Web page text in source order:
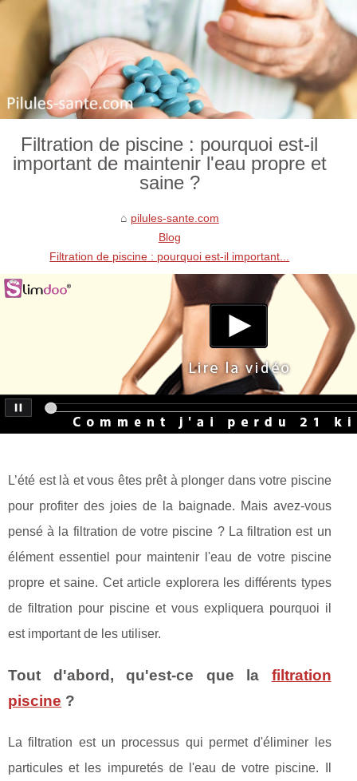
Filtration de piscine : pourquoi est-il
important de maintenir l'eau propre et
saine ?
pilules-sante.com
Blog
Filtration de piscine : pourquoi est-il important...
L’été est là et vous êtes prêt à plonger dans votre piscine
pour profiter des joies de la baignade. Mais avez-vous
pensé à la filtration de votre piscine ? La filtration est un
élément essentiel pour maintenir l'eau de votre piscine
propre et saine. Cet article explorera les différents types
de filtration pour piscine et vous expliquera pourquoi il
est important de les utiliser.
Tout d'abord, qu'est-ce que la filtration
piscine ?
La filtration est un processus qui permet d'éliminer les
particules et les impuretés de l'eau de votre piscine. Il